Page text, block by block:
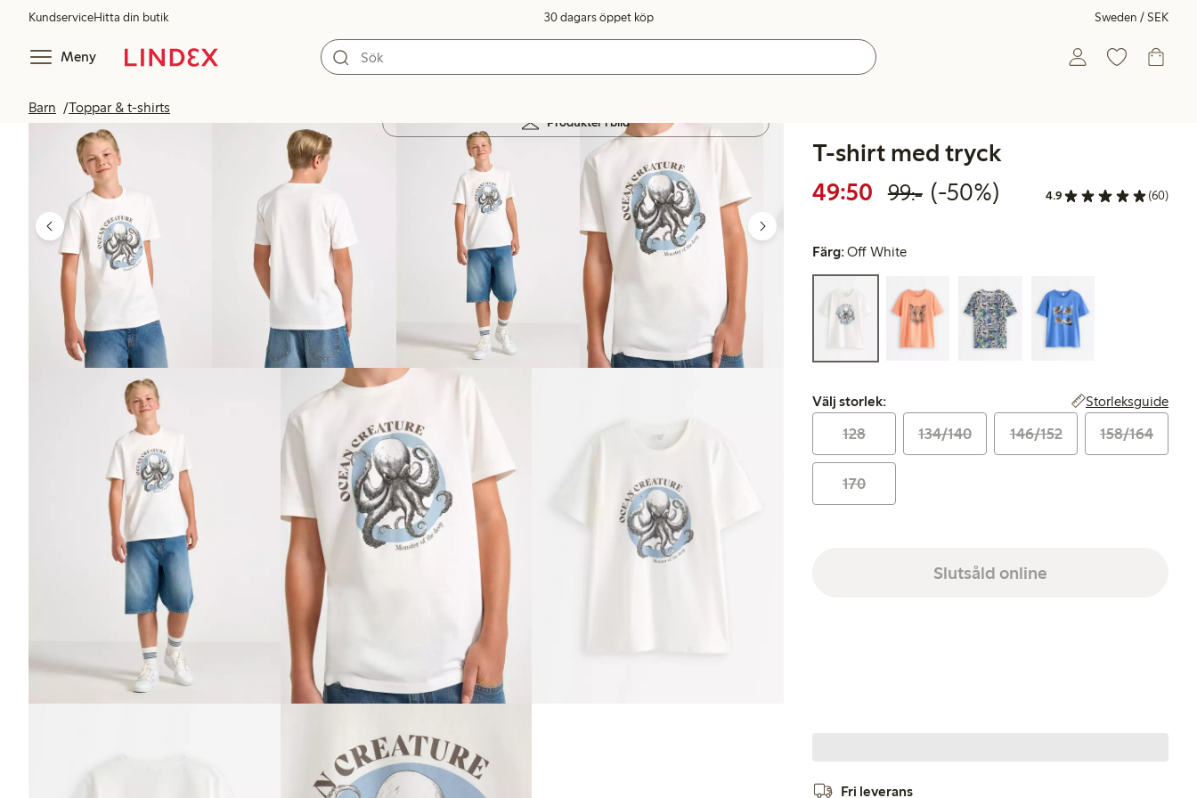
KundserviceHitta din butik 30 dagars öppet köp Sweden / SEK
Meny
Barn Toppar & t-shirts
Produkter i bild
T-shirt med tryck
49:50 Rabatterat pris: 49,50 kr
99:-Ordinarie pris: 99,00 kr
50% rabatt
(-50%) 4.9 (60)
Färg:Off White
Välj storlek:
Välj storlek: Storleksguide
128 134/140 146/152 158/164
170
Slutsåld online
Fri leverans